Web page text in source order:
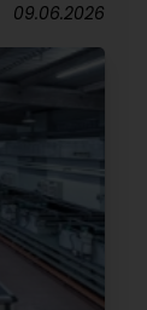
09.06.2026